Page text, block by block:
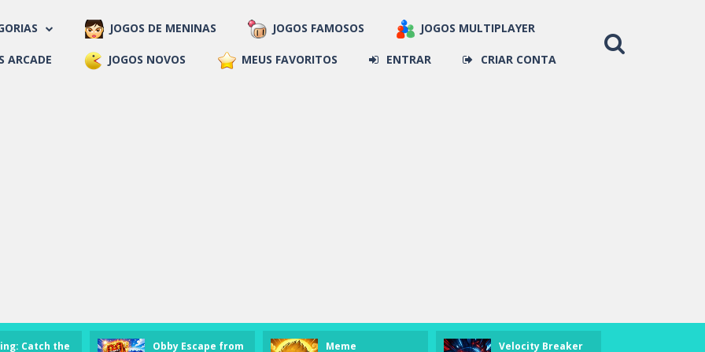
de 2
de Ação
de Aventura
de Corrida
Educar
Esporte
de Estratégia
de Luta
Meninas
de Tiro
JOGOS DE MENINAS JOGOS FAMOSOS JOGOS MULTIPLAYER
ARCADE JOGOS NOVOS MEUS FAVORITOS ENTRAR CRIAR CONTA
Catch the
Obby Escape from
Meme
Velocity Breaker